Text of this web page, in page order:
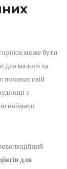
може бути
для малого та
починає свій
з
наймати
для